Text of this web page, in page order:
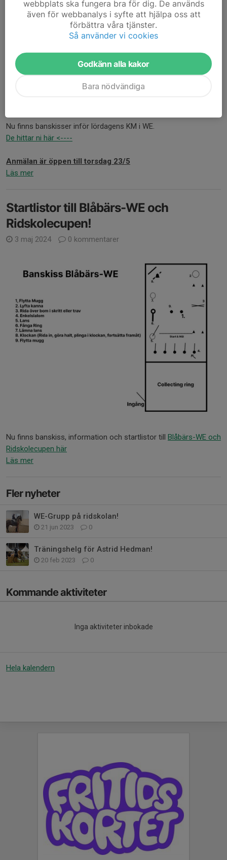
Banskisser, startlistor och information
Nu finns banskisser inför lördagens KM i WE.
De hittar ni här <----
Anmälan är öppen till torsdag 23/5
Läs mer
Startlistor till Blåbärs-WE och
Ridskolecupen!
3 maj 2024 0 kommentarer
Nu finns banskiss, information och startlistor till Blåbärs-WE och
Ridskolecupen här
Läs mer
Fler nyheter
WE-Grupp på ridskolan!
21 jun 2023 0
Träningshelg för Astrid Hedman!
20 feb 2023 0
Kommande aktiviteter
Inga aktiviteter inbokade
Hela kalendern
webbplats ska fungera bra för dig. De används
även för webbanalys i syfte att hjälpa oss att
förbättra våra tjänster.
Så använder vi cookies
Godkänn alla kakor
Bara nödvändiga